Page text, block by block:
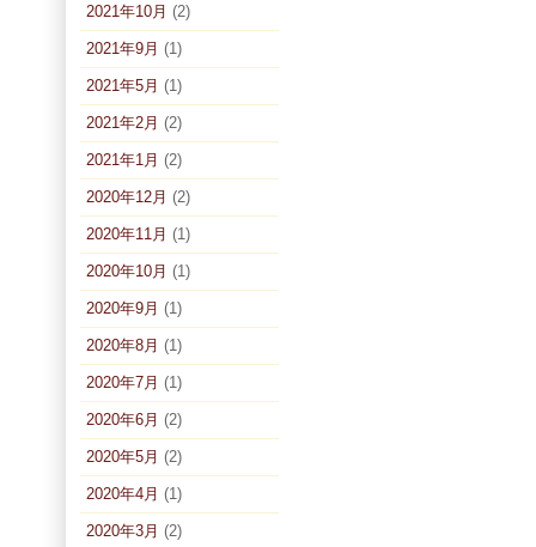
2021年10月 (2)
2021年9月 (1)
2021年5月 (1)
2021年2月 (2)
2021年1月 (2)
2020年12月 (2)
2020年11月 (1)
2020年10月 (1)
2020年9月 (1)
2020年8月 (1)
2020年7月 (1)
2020年6月 (2)
2020年5月 (2)
2020年4月 (1)
2020年3月 (2)